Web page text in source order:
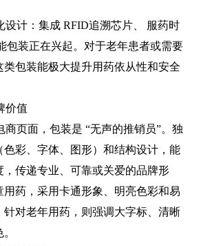
设计：集成 RFID追溯芯片、 服药时
包装正在兴起。对于老年患者或需要
包装能极大提升用药依从性和安全
价值
商页面，包装是 “无声的推销员”。独
彩、字体、图形）和结构设计，能
传递专业、可靠或关爱的品牌形
药，采用卡通形象、明亮色彩和易
对老年用药，则强调大字标、清晰